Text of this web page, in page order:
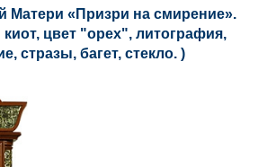
Матери «Призри на смирение».
цвет "орех", литография,
стразы, багет, стекло. )